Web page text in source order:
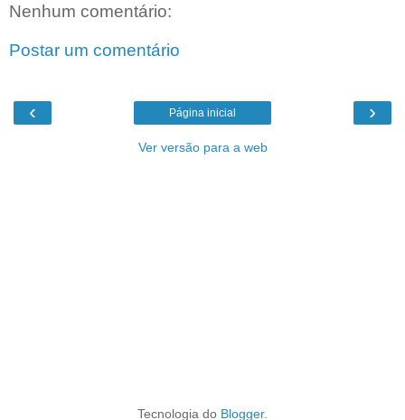
Nenhum comentário:
Postar um comentário
‹ ›
Página inicial
Ver versão para a web
Tecnologia do Blogger.